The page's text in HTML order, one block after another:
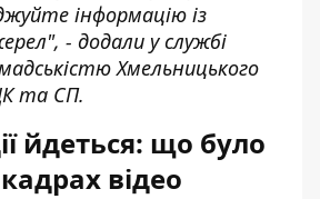
інформацію із
- додали у службі
Хмельницького
та СП.
йдеться: що було
відео